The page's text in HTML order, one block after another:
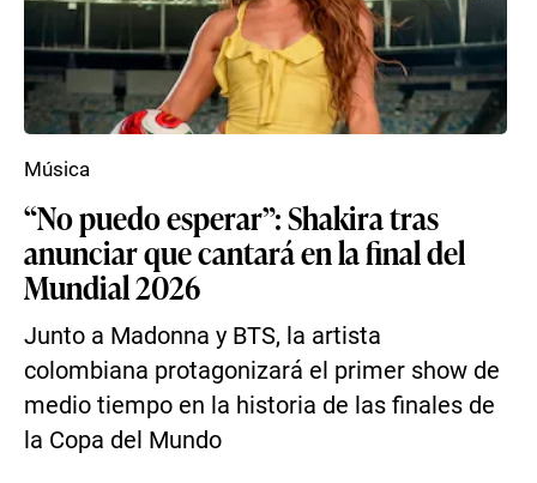
“No puedo esperar”: Shakira tras
anunciar que cantará en la final del
Mundial 2026
Junto a Madonna y BTS, la artista
colombiana protagonizará el primer show de
medio tiempo en la historia de las finales de
la Copa del Mundo
Música